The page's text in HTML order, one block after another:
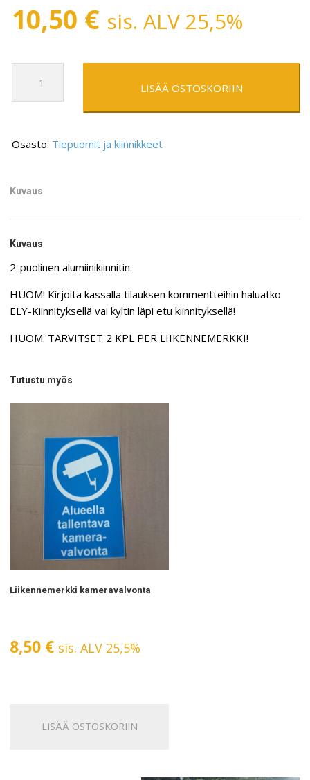
10,50 € sis. ALV 25,5%
kiinnike
2-
LISÄÄ OSTOSKORIIN
Osasto: Tiepuomit ja kiinnikkeet
Kuvaus
Kuvaus
2-puolinen alumiinikiinnitin.
HUOM! Kirjoita kassalla tilauksen kommentteihin haluatko
ELY-Kiinnityksellä vai kyltin läpi etu kiinnityksellä!
HUOM. TARVITSET 2 KPL PER LIIKENNEMERKKI!
Tutustu myös
Liikennemerkki kameravalvonta
8,50 € sis. ALV 25,5%
LISÄÄ OSTOSKORIIN